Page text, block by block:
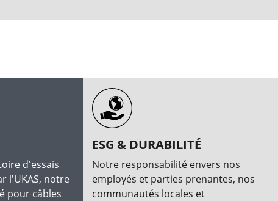
d'essais
l'UKAS, notre
pour câbles
ESG & DURABILITÉ
Notre responsabilité envers nos
employés et parties prenantes, nos
communautés locales et